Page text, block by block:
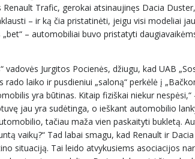
Trafic, gerokai atsinaujinęs Dacia
– ir ką čia pristatinėti, jeigu visi modeliai
– automobiliai buvo pristatyti
Jurgitos Pocienės, džiugu, kad UAB
laiko ir pusdieniui „saloną“ perkėlė į
yra būtinas. Kitaip fiziškai niekur nespėsi,“
jau yra sudėtinga, o ieškant automobilio
tačiau maža vien paskaityti bukletą.
vaikų?“ Tad labai smagu, kad Renault ir
situaciją. Tai leido atvykusiems asociacijos